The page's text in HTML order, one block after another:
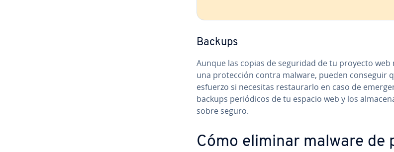
Backups
Aunque las copias de seguridad de tu proyecto
una pro­te­c­ción contra malware, pueden conseguir
esfuerzo si necesitas re­s­tau­rar­lo en caso de
backups pe­rió­di­cos de tu espacio web y los
sobre seguro.
Cómo eliminar malware de